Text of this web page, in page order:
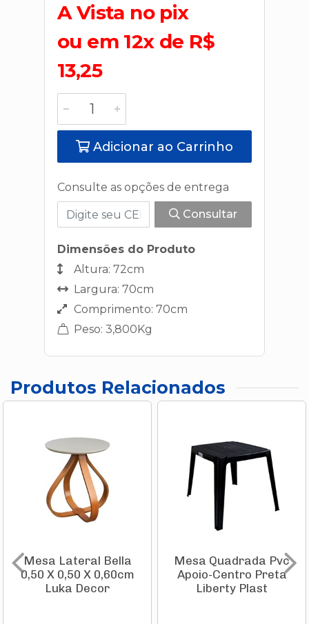
A Vista no pix
ou em 12x de R$
13,25
Adicionar ao Carrinho
Consulte as opções de entrega
Consultar
Dimensões do Produto
Altura: 72cm
Largura: 70cm
Comprimento: 70cm
Peso: 3,800Kg
Produtos Relacionados
Mesa Lateral Bella
0,50 X 0,50 X 0,60cm
Luka Decor
Mesa Quadrada Pvc
Apoio-Centro Preta
Liberty Plast